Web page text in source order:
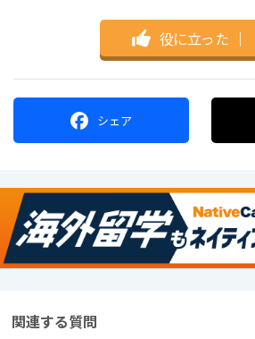
役に立った ｜
シェア
関連する質問